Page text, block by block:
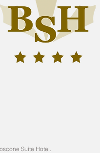
Suite Hotel.